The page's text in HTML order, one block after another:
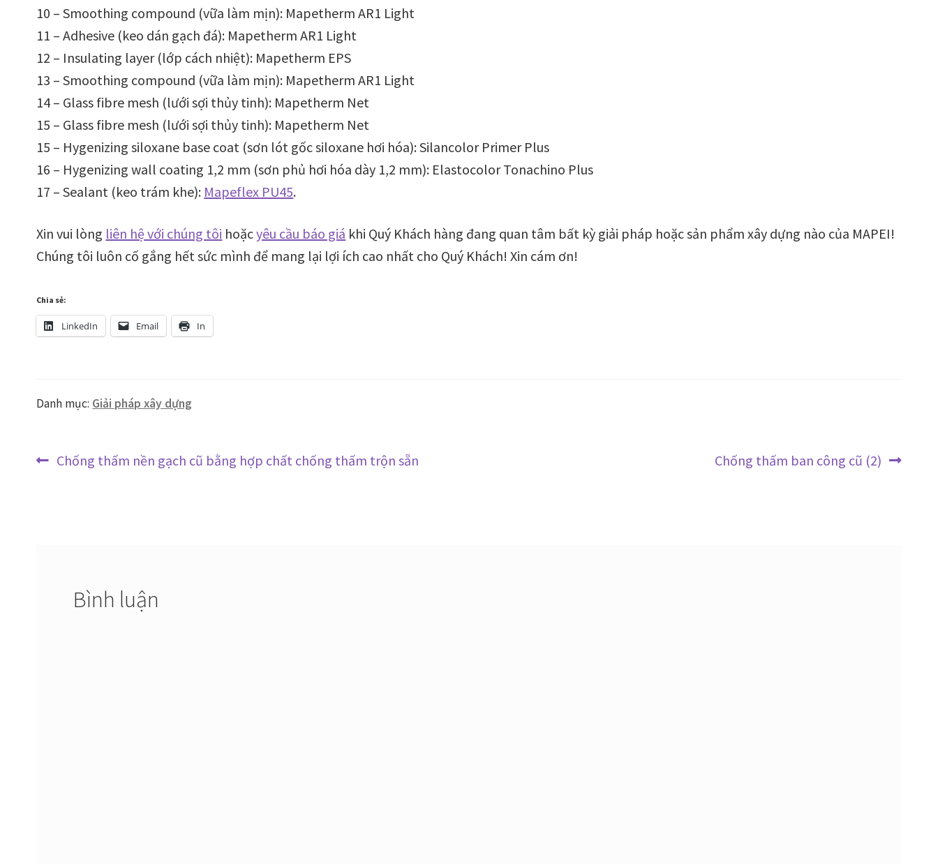
10 – Smoothing compound (vữa làm mịn): Mapetherm AR1 Light
11 – Adhesive (keo dán gạch đá): Mapetherm AR1 Light
12 – Insulating layer (lớp cách nhiệt): Mapetherm EPS
13 – Smoothing compound (vữa làm mịn): Mapetherm AR1 Light
14 – Glass fibre mesh (lưới sợi thủy tinh): Mapetherm Net
15 – Glass fibre mesh (lưới sợi thủy tinh): Mapetherm Net
15 – Hygenizing siloxane base coat (sơn lót gốc siloxane hơi hóa): Silancolor Primer Plus
16 – Hygenizing wall coating 1,2 mm (sơn phủ hơi hóa dày 1,2 mm): Elastocolor Tonachino Plus
17 – Sealant (keo trám khe): Mapeflex PU45.
Xin vui lòng liên hệ với chúng tôi hoặcyêu cầu báo giá khi Quý Khách hàng đang quan tâm bất kỳ giải pháp hoặc sản phẩm xây dựng nào của MAPEI!
Chúng tôi luôn cố gắng hết sức mình để mang lại lợi ích cao nhất cho Quý Khách! Xin cám ơn!
Chia sẻ:
LinkedIn Email In
Danh mục: Giải pháp xây dựng
Điều
Bài
Chống thấm nền gạch cũ bằng hợp chất chống thấm trộn sẵn
Bài
Chống thấm ban công cũ (2)
Bình luận